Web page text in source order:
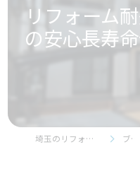
リフォーム
の安心長寿
埼玉のリフォームならおうちドクター ブログ